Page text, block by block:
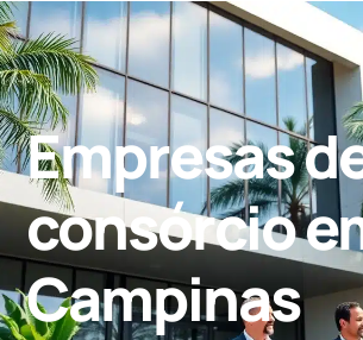
Empresas
consórcio
Campinas